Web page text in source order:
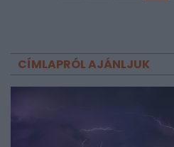
CÍMLAPRÓL AJÁNLJUK